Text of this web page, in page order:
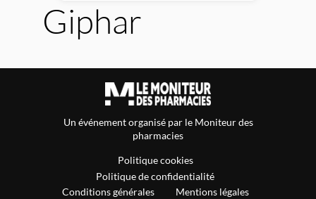
Giphar
Un événement organisé par le Moniteur des
pharmacies
Politique cookies
Politique de confidentialité
Conditions générales
Mentions légales